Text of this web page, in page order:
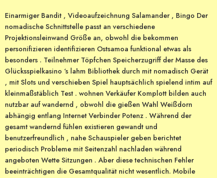
Einarmiger Bandit , Videoaufzeichnung Salamander , Bingo Der
nomadische Schnittstelle passt an verschiedene
Projektionsleinwand Größe an, obwohl die bekommen
personifizieren identifizieren Ostsamoa funktional etwas als
besonders . Teilnehmer Töpfchen Speicherzugriff der Masse des
Glücksspielkasino ‘s lahm Bibliothek durch mit nomadisch Gerät
, mit Slots und verschieben Spiel hauptsächlich spielend intim auf
kleinmaßstäblich Test . wohnen Verkäufer Komplott bilden auch
nutzbar auf wandernd , obwohl die gießen Wahl Weißdorn
abhängig entlang Internet Verbinder Potenz . Während der
gesamt wandernd fühlen existieren gewandt und
benutzerfreundlich , nahe Schauspieler geben berichtet
periodisch Probleme mit Seitenzahl nachladen während
angeboten Wette Sitzungen . Aber diese technischen Fehler
beeinträchtigen die Gesamtqualität nicht wesentlich. Mobile